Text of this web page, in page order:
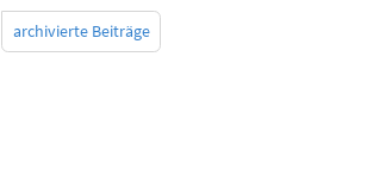
archivierte Beiträge